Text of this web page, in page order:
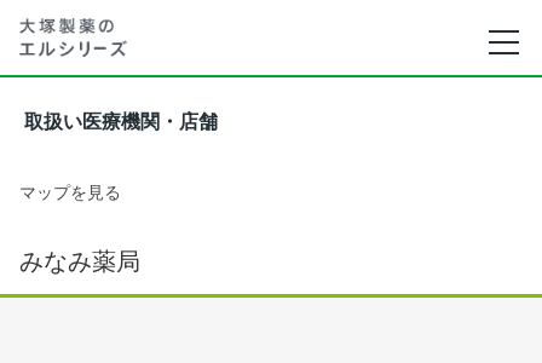
取扱い医療機関・店舗
マップを見る
みなみ薬局